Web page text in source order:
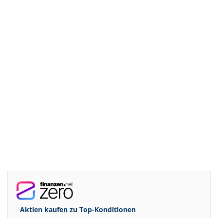
Aktien kaufen zu Top-Konditionen